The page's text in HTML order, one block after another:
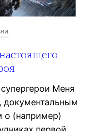
Меня
документальным
о (например)